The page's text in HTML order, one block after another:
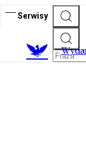
Serwisy